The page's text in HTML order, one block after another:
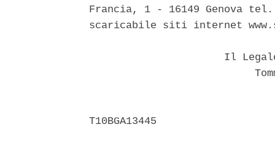
Francia, 1 - 16149 Genova
scaricabile siti internet
Il